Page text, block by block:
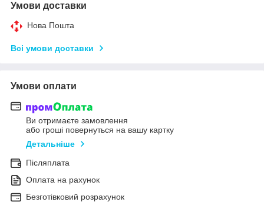
Умови доставки
Нова Пошта
Всі умови доставки
Умови оплати
Ви отримаєте замовлення
або гроші повернуться на вашу картку
Детальніше
Післяплата
Оплата на рахунок
Безготівковий розрахунок